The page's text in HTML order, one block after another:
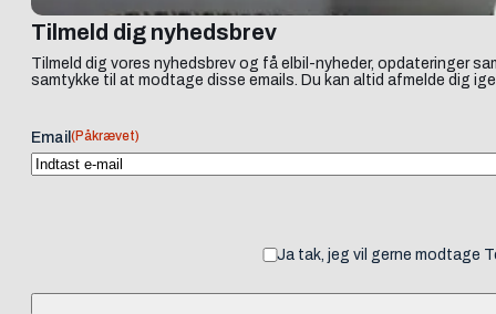
Tilmeld dig nyhedsbrev
Tilmeld dig vores nyhedsbrev og få elbil-nyheder, opdateringer
samtykke til at modtage disse emails. Du kan altid afmelde dig
Email (Påkrævet)
Ja tak, jeg vil gerne modtage